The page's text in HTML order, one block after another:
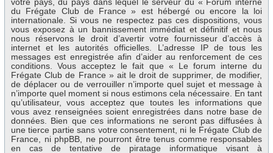
du Frégate Club de France » est hébergé ou encore la loi
internationale. Si vous ne respectez pas ces dispositions, vous
vous exposez à un bannissement immédiat et définitif et nous
nous réservons le droit d’avertir votre fournisseur d’accès à
internet et les autorités officielles. L’adresse IP de tous les
messages est enregistrée afin d’aider au renforcement de ces
conditions. Vous acceptez le fait que « Le forum interne du
Frégate Club de France » ait le droit de supprimer, de modifier,
de déplacer ou de verrouiller n’importe quel sujet et message à
n’importe quel moment si nous estimons cela nécessaire. En tant
qu’utilisateur, vous acceptez que toutes les informations que
vous avez renseignées soient enregistrées dans notre base de
données. Bien que ces informations ne seront pas diffusées à
une tierce partie sans votre consentement, ni le Frégate Club de
France, ni phpBB, ne pourront être tenus comme responsables
en cas de tentative de piratage informatique visant à